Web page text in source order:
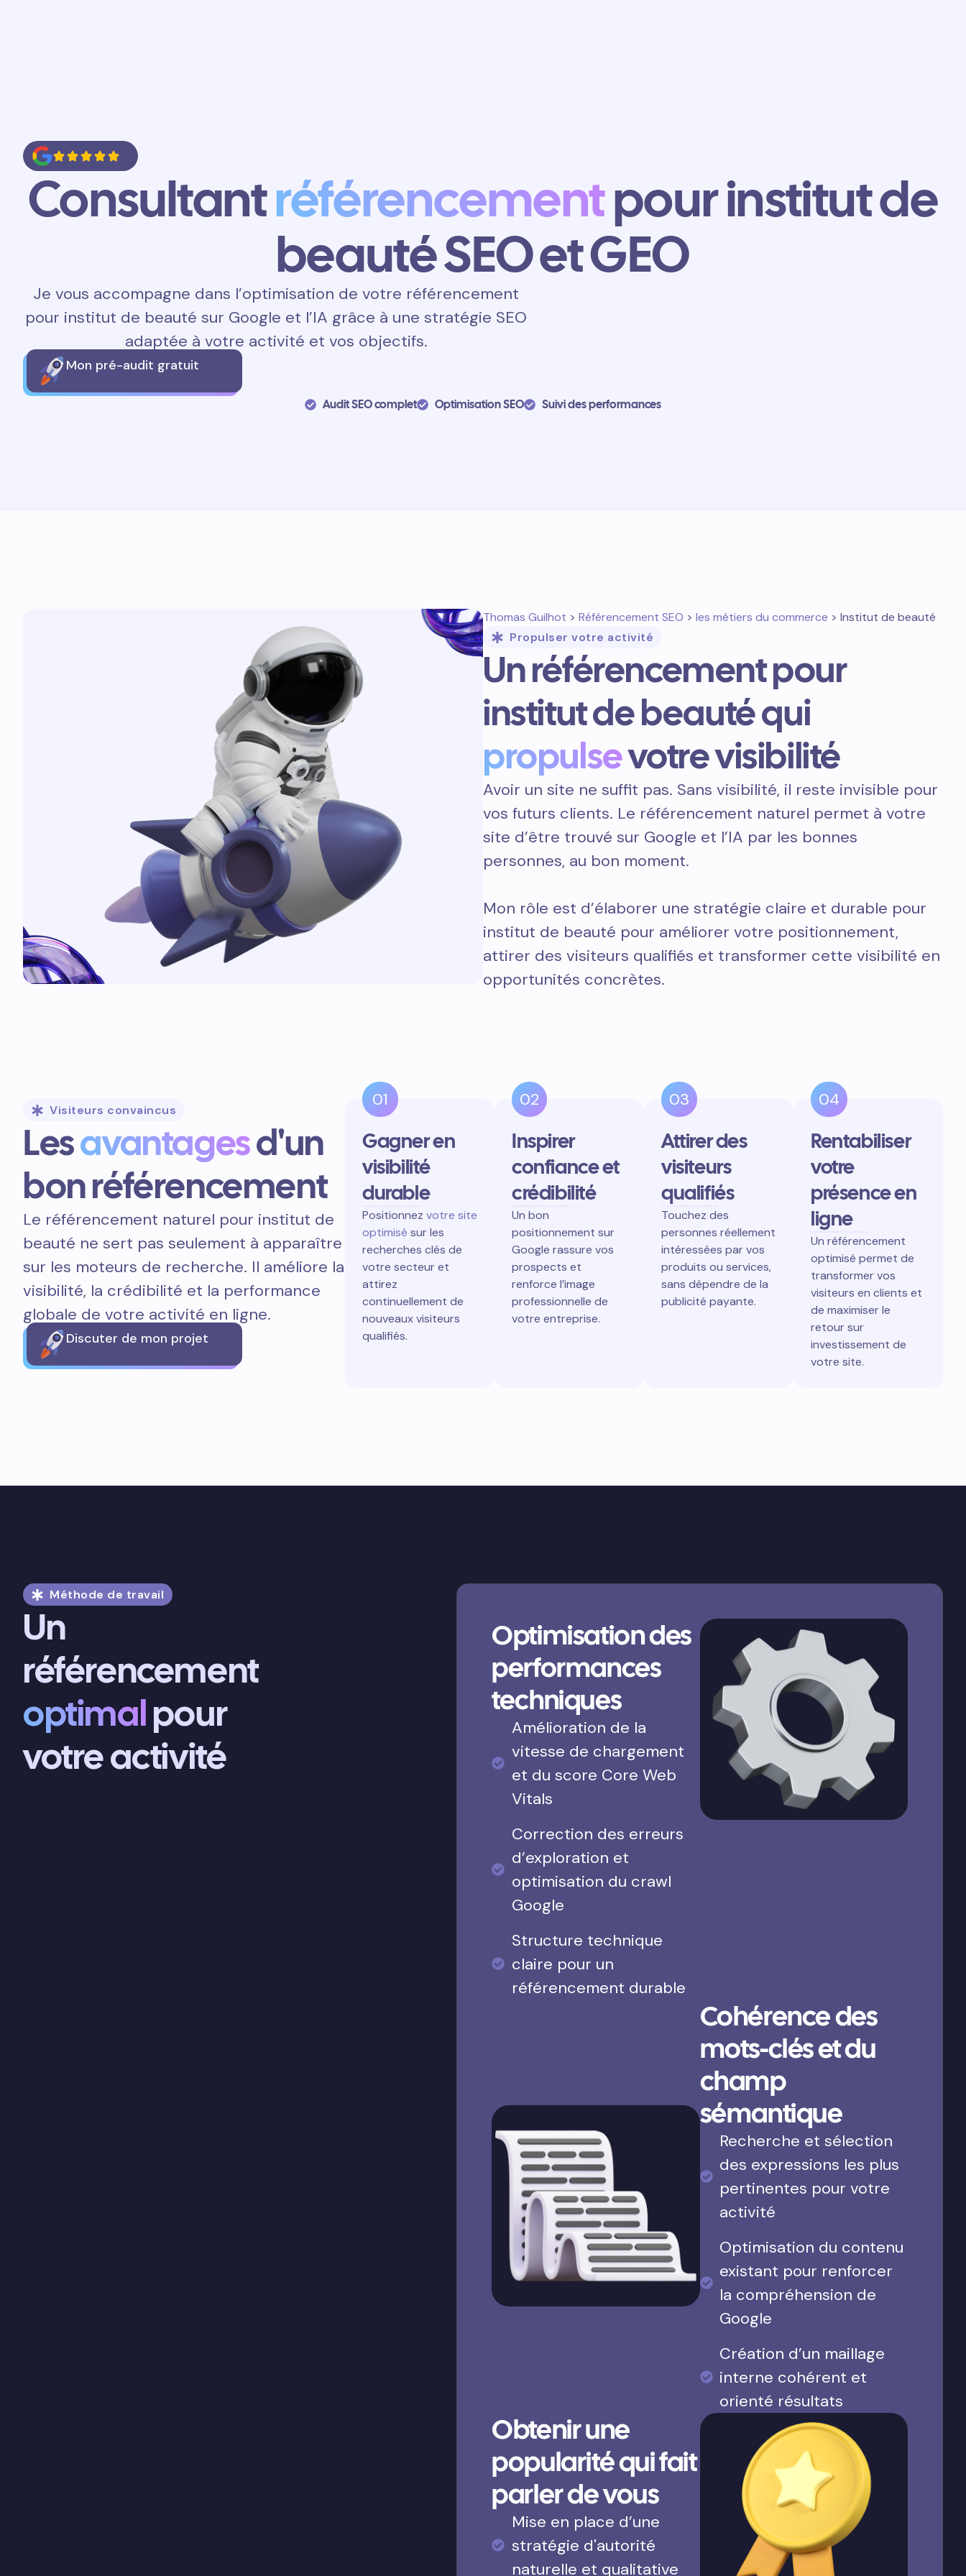
Consultantréférencementpour institut de
beauté SEO et GEO
Je vous accompagne dans l’optimisation de votre référencement
pour institut de beauté sur Google et l’IA grâce à une stratégie SEO
adaptée à votre activité et vos objectifs.
Mon pré-audit gratuit
Audit SEO complet Optimisation SEO Suivi des performances
Thomas Guilhot > Référencement SEO > les métiers du commerce > Institut de beauté
Propulser votre activité
Un référencement pour
institut de beauté qui
propulsevotre visibilité
Avoir un site ne suffit pas. Sans visibilité, il reste invisible pour
vos futurs clients. Le référencement naturel permet à votre
site d’être trouvé sur Google et l’IA par les bonnes
personnes, au bon moment.
Mon rôle est d’élaborer une stratégie claire et durable pour
institut de beauté pour améliorer votre positionnement,
attirer des visiteurs qualifiés et transformer cette visibilité en
opportunités concrètes.
Visiteurs convaincus
Lesavantagesd'un
bon référencement
Le référencement naturel pour institut de
beauté ne sert pas seulement à apparaître
sur les moteurs de recherche. Il améliore la
visibilité, la crédibilité et la performance
globale de votre activité en ligne.
Discuter de mon projet
01
Gagner en
visibilité
durable
Positionnez votre site
optimisé sur les
recherches clés de
votre secteur et
attirez
continuellement de
nouveaux visiteurs
qualifiés.
02
Inspirer
confiance et
crédibilité
Un bon
positionnement sur
Google rassure vos
prospects et
renforce l’image
professionnelle de
votre entreprise.
03
Attirer des
visiteurs
qualifiés
Touchez des
personnes réellement
intéressées par vos
produits ou services,
sans dépendre de la
publicité payante.
04
Rentabiliser
votre
présence en
ligne
Un référencement
optimisé permet de
transformer vos
visiteurs en clients et
de maximiser le
retour sur
investissement de
votre site.
Méthode de travail
Un
référencement
optimalpour
votre activité
Optimisation des
performances
techniques
Amélioration de la
vitesse de chargement
et du score Core Web
Vitals
Correction des erreurs
d’exploration et
optimisation du crawl
Google
Structure technique
claire pour un
référencement durable
Cohérence des
mots-clés et du
champ
sémantique
Recherche et sélection
des expressions les plus
pertinentes pour votre
activité
Optimisation du contenu
existant pour renforcer
la compréhension de
Google
Création d’un maillage
interne cohérent et
orienté résultats
Obtenir une
popularité qui fait
parler de vous
Mise en place d’une
stratégie d'autorité
naturelle et qualitative